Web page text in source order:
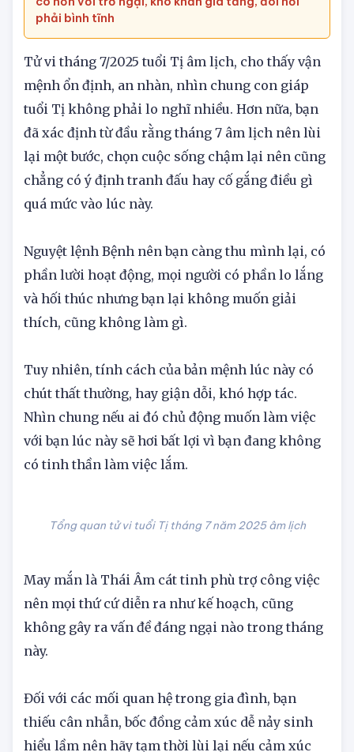
› Tử vi tháng 7/2025 tuổi Thân âm lịch: Tháng
cô hồn với trở ngại, khó khăn gia tăng, đòi hỏi
phải bình tĩnh
Tử vi tháng 7/2025 tuổi Tị âm lịch, cho thấy vận
mệnh ổn định, an nhàn, nhìn chung con giáp
tuổi Tị không phải lo nghĩ nhiều. Hơn nữa, bạn
đã xác định từ đầu rằng tháng 7 âm lịch nên lùi
lại một bước, chọn cuộc sống chậm lại nên cũng
chẳng có ý định tranh đấu hay cố gắng điều gì
Nguyệt lệnh Bệnh nên bạn càng thu mình lại, có
phần lười hoạt động, mọi người có phần lo lắng
và hối thúc nhưng bạn lại không muốn giải
Tuy nhiên, tính cách của bản mệnh lúc này có
chút thất thường, hay giận dỗi, khó hợp tác.
Nhìn chung nếu ai đó chủ động muốn làm việc
với bạn lúc này sẽ hơi bất lợi vì bạn đang không
May mắn là Thái Âm cát tinh phù trợ công việc
nên mọi thứ cứ diễn ra như kế hoạch, cũng
không gây ra vấn đề đáng ngại nào trong tháng
Đối với các mối quan hệ trong gia đình, bạn